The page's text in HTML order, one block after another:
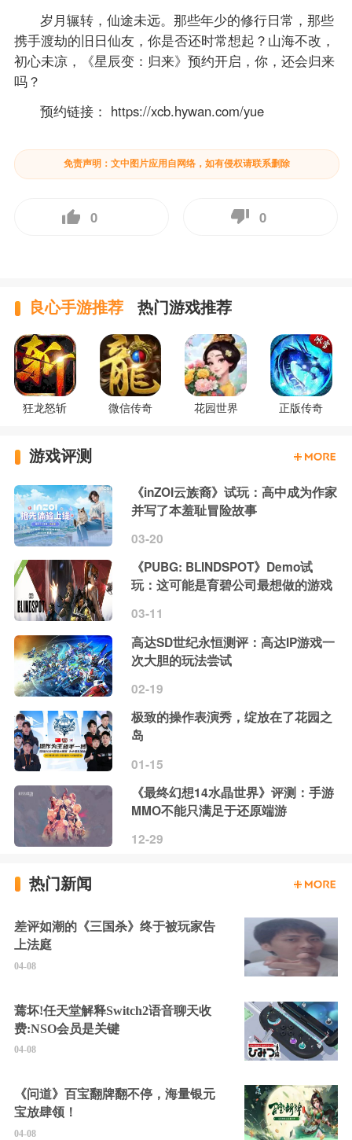
岁月辗转，仙途未远。那些年少的修行日常，那些
携手渡劫的旧日仙友，你是否还时常想起？山海不改，
初心未凉，《星辰变：归来》预约开启，你，还会归来
吗？
预约链接： https://xcb.hywan.com/yue
免责声明：文中图片应用自网络，如有侵权请联系删除
0 0
良心手游推荐 热门游戏推荐
狂龙怒斩 微信传奇 花园世界 正版传奇
游戏评测
《inZOI云族裔》试玩：高中成为作家
并写了本羞耻冒险故事
03-20
《PUBG: BLINDSPOT》Demo试
玩：这可能是育碧公司最想做的游戏
03-11
高达SD世纪永恒测评：高达IP游戏一
次大胆的玩法尝试
02-19
极致的操作表演秀，绽放在了花园之
岛
01-15
《最终幻想14水晶世界》评测：手游
MMO不能只满足于还原端游
12-29
热门新闻
差评如潮的《三国杀》终于被玩家告
上法庭
04-08
蔫坏!任天堂解释Switch2语音聊天收
费:NSO会员是关键
04-08
《问道》百宝翻牌翻不停，海量银元
宝放肆领！
04-08